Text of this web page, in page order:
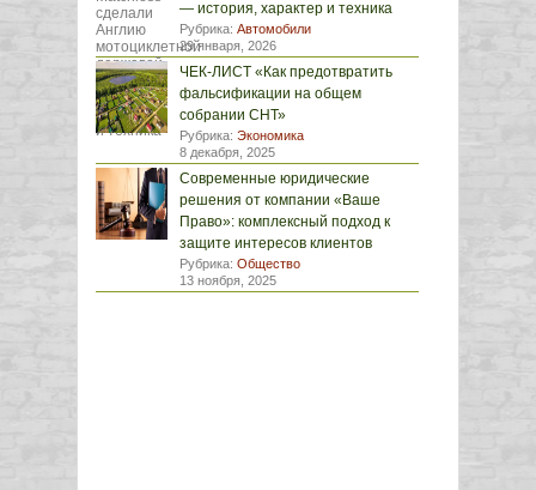
— история, характер и техника
Рубрика: Автомобили
29 января, 2026
ЧЕК-ЛИСТ «Как предотвратить
фальсификации на общем
собрании СНТ»
Рубрика: Экономика
8 декабря, 2025
Современные юридические
решения от компании «Ваше
Право»: комплексный подход к
защите интересов клиентов
Рубрика: Общество
13 ноября, 2025